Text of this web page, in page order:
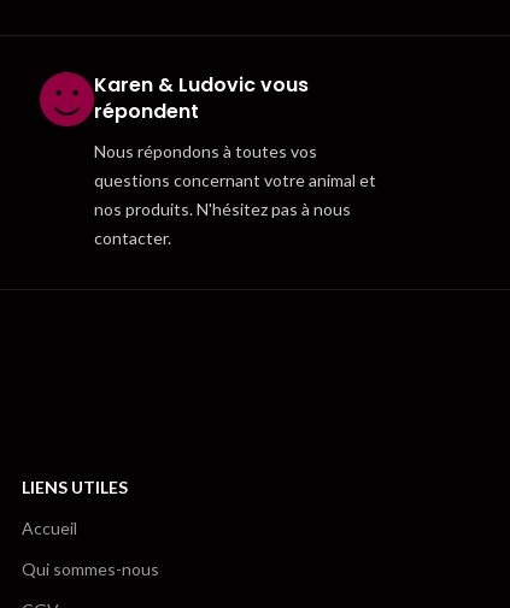
Karen & Ludovic vous
répondent
Nous répondons à toutes vos
questions concernant votre animal et
nos produits. N'hésitez pas à nous
contacter.
LIENS UTILES
Accueil
Qui sommes-nous